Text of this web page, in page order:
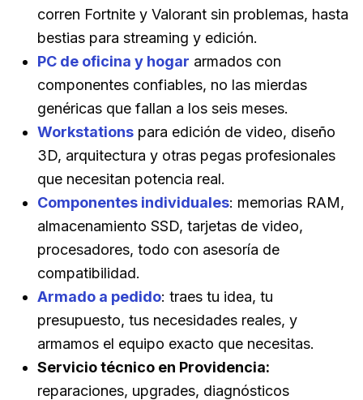
corren Fortnite y Valorant sin problemas, hasta
bestias para streaming y edición.
PC de oficina y hogar armados con
componentes confiables, no las mierdas
genéricas que fallan a los seis meses.
Workstationspara edición de video, diseño
3D, arquitectura y otras pegas profesionales
que necesitan potencia real.
Componentes individuales: memorias RAM,
almacenamiento SSD, tarjetas de video,
procesadores, todo con asesoría de
compatibilidad.
Armado a pedido: traes tu idea, tu
presupuesto, tus necesidades reales, y
armamos el equipo exacto que necesitas.
Servicio técnico en Providencia:
reparaciones, upgrades, diagnósticos